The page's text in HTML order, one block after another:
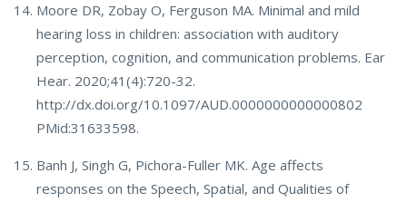
Moore DR, Zobay O, Ferguson MA. Minimal and mild
hearing loss in children: association with auditory
perception, cognition, and communication problems. Ear
Hear. 2020;41(4):720-32.
http://dx.doi.org/10.1097/AUD.0000000000000802
PMid:31633598.
Banh J, Singh G, Pichora-Fuller MK. Age affects
responses on the Speech, Spatial, and Qualities of